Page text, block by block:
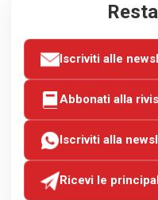
Iscriviti alle
Abbonati alla
Iscriviti alla
Ricevi le